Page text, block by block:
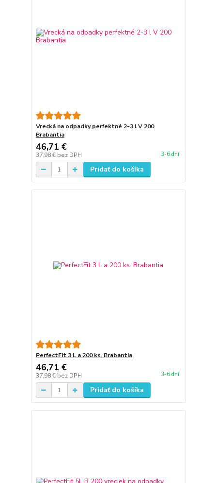
Vrecká na odpadky perfektné 2-3 l V 200
Brabantia
46,71 €
37,98 € bez DPH 3-6 dní
Pridať do košíka
PerfectFit 3 L a 200 ks. Brabantia
46,71 €
37,98 € bez DPH 3-6 dní
Pridať do košíka